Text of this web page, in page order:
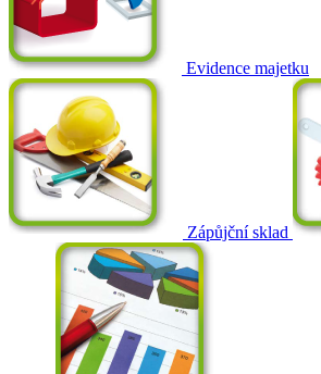
Evidence majetku
Zápůjční sklad